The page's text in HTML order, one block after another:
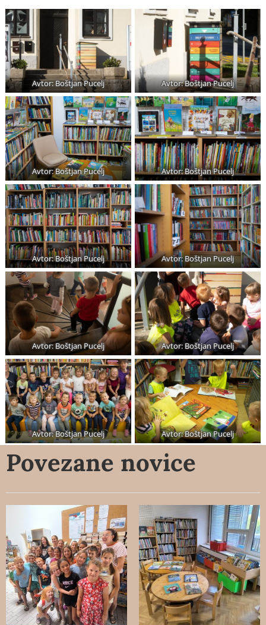
Avtor: Boštjan Pucelj Avtor: Boštjan Pucelj
Avtor: Boštjan Pucelj Avtor: Boštjan Pucelj
Avtor: Boštjan Pucelj Avtor: Boštjan Pucelj
Avtor: Boštjan Pucelj Avtor: Boštjan Pucelj
Avtor: Boštjan Pucelj Avtor: Boštjan Pucelj
Povezane novice